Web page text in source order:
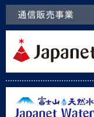
通信販売事業